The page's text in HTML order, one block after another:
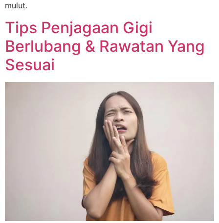
mulut.
Tips Penjagaan Gigi
Berlubang & Rawatan Yang
Sesuai